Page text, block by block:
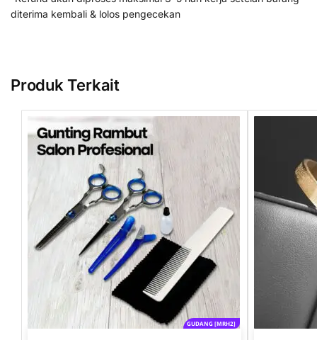
diterima kembali & lolos pengecekan
Produk Terkait
GUDANG [MRH2]